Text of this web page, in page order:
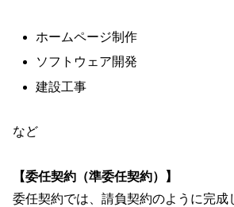
ホームページ制作
ソフトウェア開発
建設工事
など
【委任契約（準委任契約）
】
委任契約では、請負契約のように完成